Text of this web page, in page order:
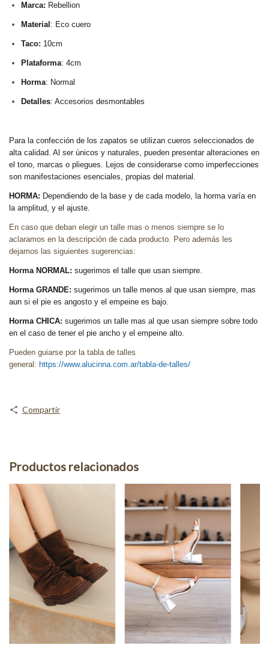
Marca: Rebellion
Material: Eco cuero
Taco: 10cm
Plataforma: 4cm
Horma: Normal
Detalles: Accesorios desmontables
Para la confección de los zapatos se utilizan cueros seleccionados de
alta calidad. Al ser únicos y naturales, pueden presentar alteraciones en
el tono, marcas o pliegues. Lejos de considerarse como imperfecciones
son manifestaciones esenciales, propias del material.
HORMA: Dependiendo de la base y de cada modelo, la horma varía en
la amplitud, y el ajuste.
En caso que deban elegir un talle mas o menos siempre se lo
aclaramos en la descripción de cada producto. Pero además les
dejamos las siguientes sugerencias:
Horma NORMAL: sugerimos el talle que usan siempre.
Horma GRANDE: sugerimos un talle menos al que usan siempre, mas
aun si el pie es angosto y el empeine es bajo.
Horma CHICA: sugerimos un talle mas al que usan siempre sobre todo
en el caso de tener el pie ancho y el empeine alto.
Pueden guiarse por la tabla de talles
general: https://www.alucinna.com.ar/tabla-de-talles/
Compartir
Productos relacionados